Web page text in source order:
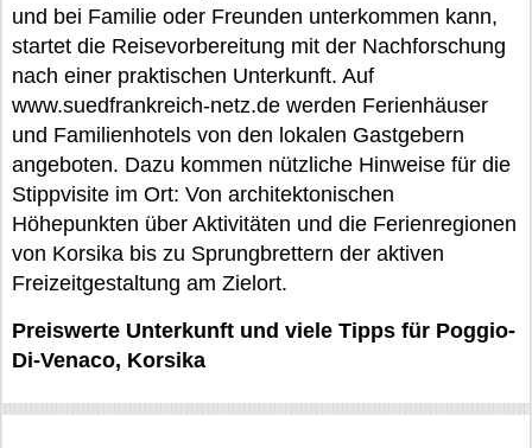
und bei Familie oder Freunden unterkommen kann,
startet die Reisevorbereitung mit der Nachforschung
nach einer praktischen Unterkunft. Auf
www.suedfrankreich-netz.de werden Ferienhäuser
und Familienhotels von den lokalen Gastgebern
angeboten. Dazu kommen nützliche Hinweise für die
Stippvisite im Ort: Von architektonischen
Höhepunkten über Aktivitäten und die Ferienregionen
von Korsika bis zu Sprungbrettern der aktiven
Freizeitgestaltung am Zielort.
Preiswerte Unterkunft und viele Tipps für Poggio-
Di-Venaco, Korsika